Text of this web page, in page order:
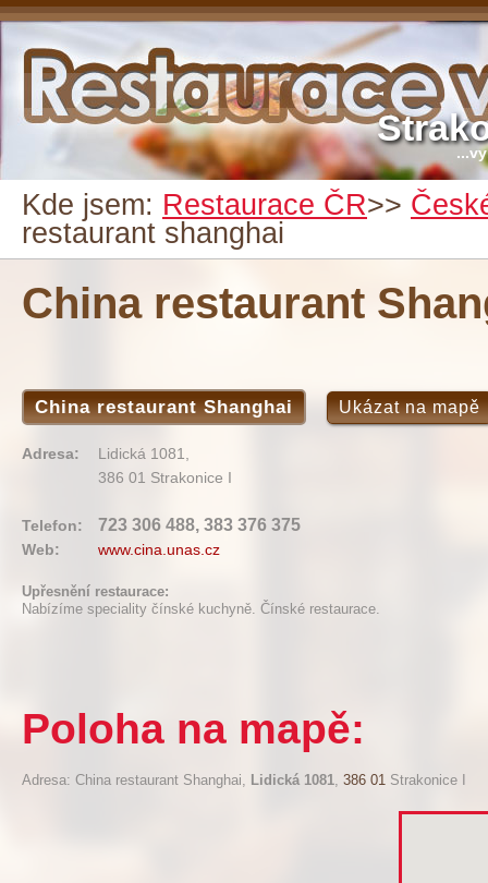
Kde jsem: Restaurace ČR>>
restaurant shanghai
China restaurant
China restaurant Shanghai Ukázat na mapě
Adresa:
Lidická 1081,
386 01 Strakonice I
Telefon: 723 306 488, 383 376 375
Web: www.cina.unas.cz
Upřesnění restaurace:
Nabízíme speciality čínské kuchyně. Čínské restaurace.
Poloha na mapě:
Adresa: China restaurant Shanghai, Lidická 1081, 386 01 Strakonice I